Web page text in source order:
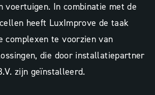
voertuigen. In combinatie met de
heeft LuxImprove de taak
complexen te voorzien van
die door installatiepartner
zijn geïnstalleerd.